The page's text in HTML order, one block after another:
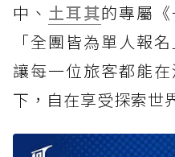
中、 土耳其的專屬
「全團皆為單人報
讓每一位旅客都能
下，自在享受探索世